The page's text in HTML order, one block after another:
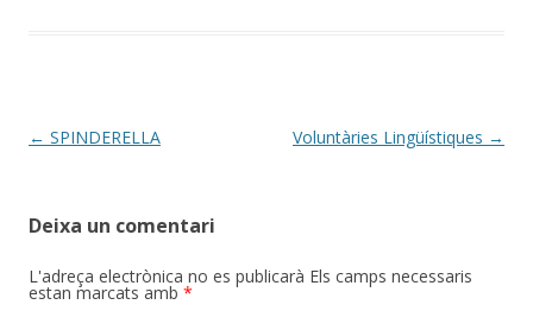
Post
← SPINDERELLA Voluntàries Lingüístiques →
Deixa un comentari
L'adreça electrònica no es publicarà Els camps necessaris
estan marcats amb *